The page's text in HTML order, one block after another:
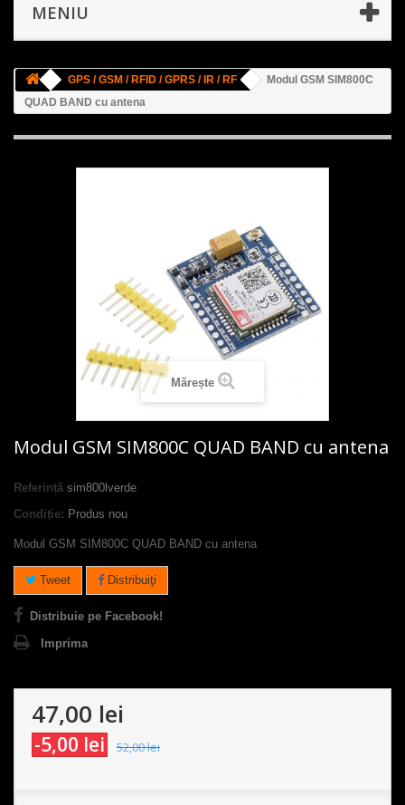
MENIU
GPS / GSM / RFID / GPRS / IR / RF
Modul GSM SIM800C
QUAD BAND cu antena
Mărește
Modul GSM SIM800C QUAD BAND cu antena
Referință sim800lverde
Condiție: Produs nou
Modul GSM SIM800C QUAD BAND cu antena
Tweet Distribuiţi
Distribuie pe Facebook!
Imprima
47,00 lei
-5,00 lei 52,00 lei